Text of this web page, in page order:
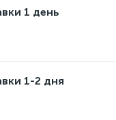
1 день
1-2 дня